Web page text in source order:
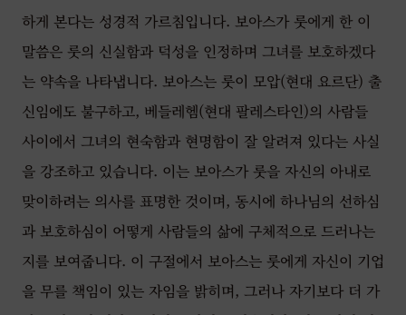
하게 본다는 성경적 가르침입니다. 보아스가 룻에게 한 이
말씀은 룻의 신실함과 덕성을 인정하며 그녀를 보호하겠다
는 약속을 나타냅니다. 보아스는 룻이 모압(현대 요르단) 출
신임에도 불구하고, 베들레헴(현대 팔레스타인)의 사람들
사이에서 그녀의 현숙함과 현명함이 잘 알려져 있다는 사실
을 강조하고 있습니다. 이는 보아스가 룻을 자신의 아내로
맞이하려는 의사를 표명한 것이며, 동시에 하나님의 선하심
과 보호하심이 어떻게 사람들의 삶에 구체적으로 드러나는
지를 보여줍니다. 이 구절에서 보아스는 룻에게 자신이 기업
을 무를 책임이 있는 자임을 밝히며, 그러나 자기보다 더 가